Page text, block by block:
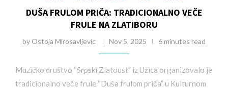
DUŠA FRULOM PRIČA: TRADICIONALNO VEČE
FRULE NA ZLATIBORU
by Ostoja Mirosavljevic Nov 5, 2025 6 minutes read
Muzičko društvo “Srpski Zlatoust” iz Užica organizovalo je
tradicionalno veče frule “Duša frulom priča” u Kulturnom